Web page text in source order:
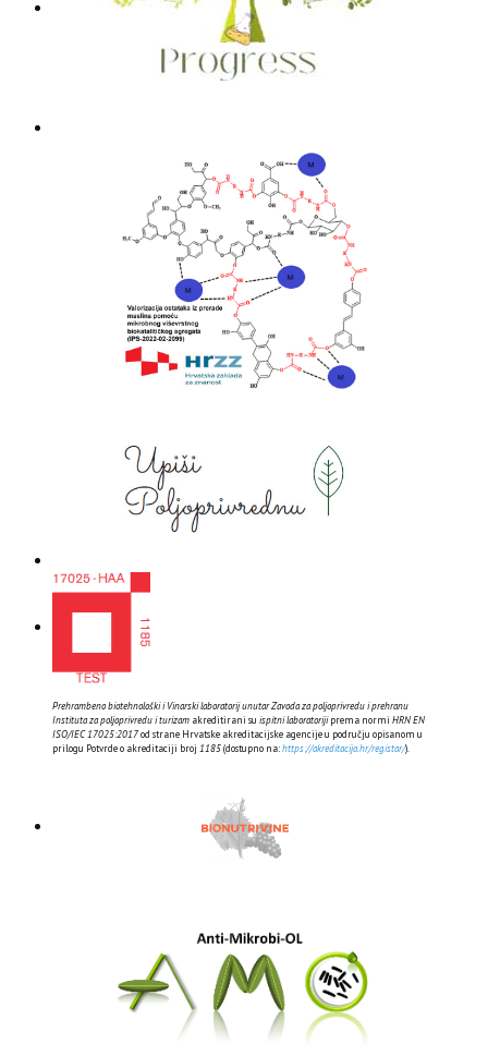
Prehrambeno biotehnološki i Vinarski laboratorij unutar Zavoda za poljoprivredu i prehranu
Instituta za poljoprivredu i turizam akreditirani su ispitni laboratorijiprema normi HRN EN
ISO/IEC 17025:2017od strane Hrvatske akreditacijske agencije u području opisanom u
prilogu Potvrde o akreditaciji broj 1185(dostupno na:https://akreditacija.hr/registar/).